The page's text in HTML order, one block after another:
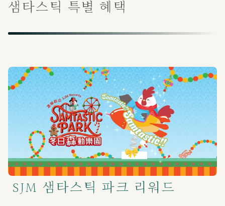
샘타스틱 특별 혜택
SJM 샘타스틱 파크 리워드